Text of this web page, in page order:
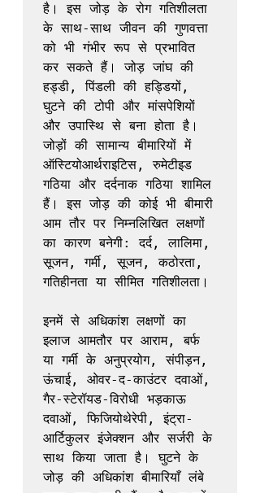
है। इस जोड़ के रोग गतिशीलता
के साथ-साथ जीवन की गुणवत्ता
को भी गंभीर रूप से प्रभावित
कर सकते हैं। जोड़ जांघ की
हड्डी, पिंडली की हड्डियों,
घुटने की टोपी और मांसपेशियों
और उपास्थि से बना होता है।
जोड़ों की सामान्य बीमारियों में
ऑस्टियोआर्थराइटिस, रुमेटीइड
गठिया और दर्दनाक गठिया शामिल
हैं। इस जोड़ की कोई भी बीमारी
आम तौर पर निम्नलिखित लक्षणों
का कारण बनेगी: दर्द, लालिमा,
सूजन, गर्मी, सूजन, कठोरता,
गतिहीनता या सीमित गतिशीलता।
इनमें से अधिकांश लक्षणों का
इलाज आमतौर पर आराम, बर्फ
या गर्मी के अनुप्रयोग, संपीड़न,
ऊंचाई, ओवर-द-काउंटर दवाओं,
गैर-स्टेरॉयड-विरोधी भड़काऊ
दवाओं, फिजियोथेरेपी, इंट्रा-
आर्टिकुलर इंजेक्शन और सर्जरी के
साथ किया जाता है। घुटने के
जोड़ की अधिकांश बीमारियाँ लंबे